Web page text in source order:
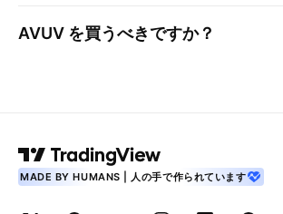
AVUV を買うべきですか？
MADE BY HUMANS | 人の手で作られています